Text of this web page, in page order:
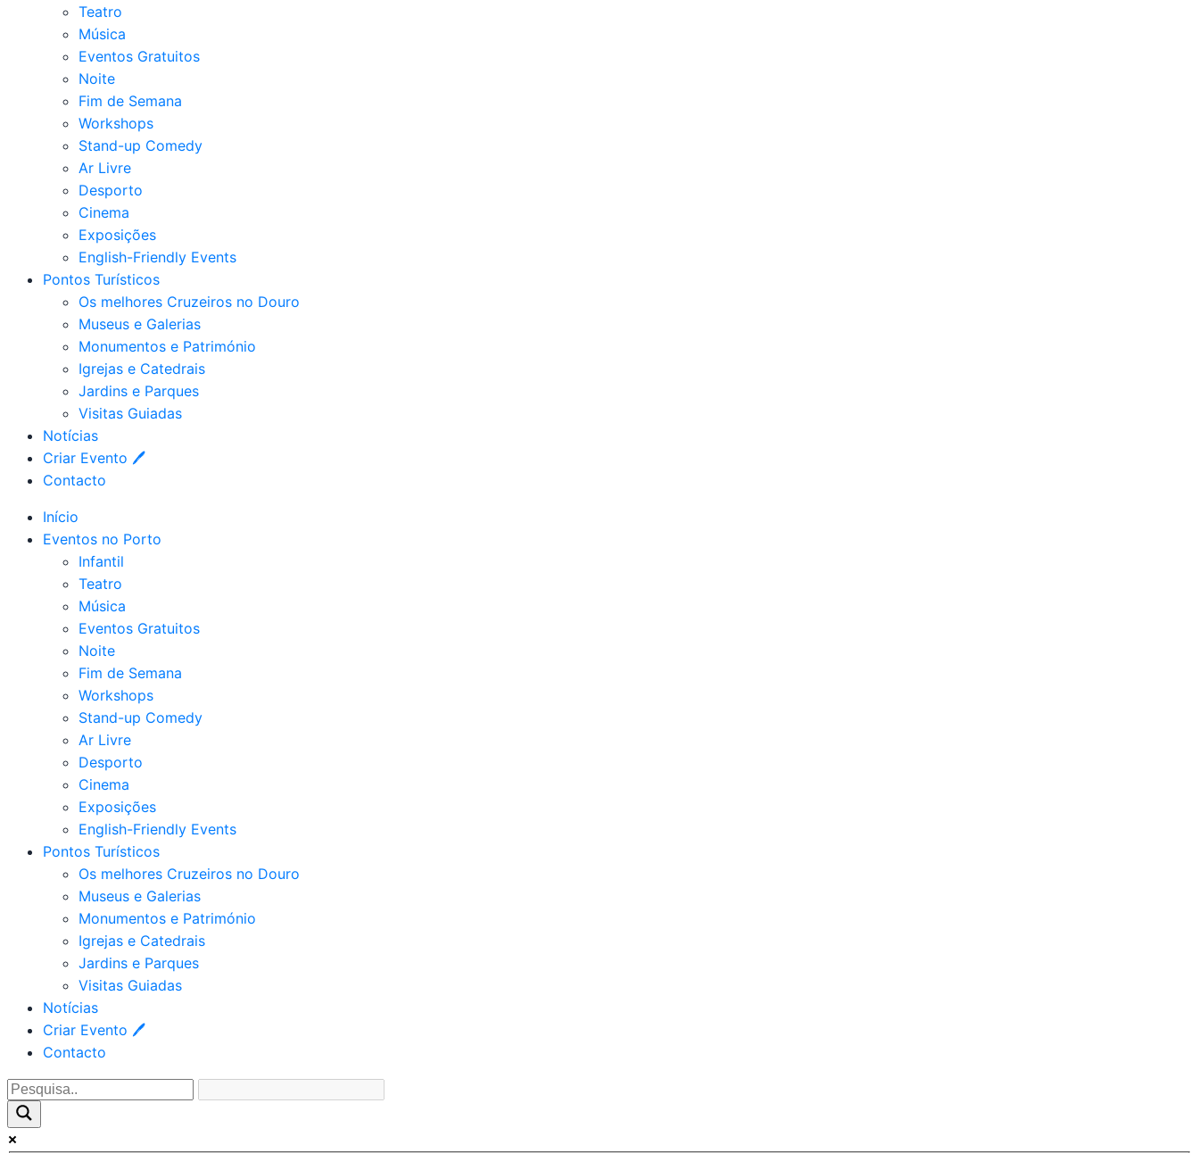
Teatro
Música
Eventos Gratuitos
Noite
Fim de Semana
Workshops
Stand-up Comedy
Ar Livre
Desporto
Cinema
Exposições
English-Friendly Events
Pontos Turísticos
Os melhores Cruzeiros no Douro​
Museus e Galerias
Monumentos e Património
Igrejas e Catedrais
Jardins e Parques
Visitas Guiadas
Notícias
Criar Evento 🖊
Contacto
Início
Eventos no Porto
Infantil
Teatro
Música
Eventos Gratuitos
Noite
Fim de Semana
Workshops
Stand-up Comedy
Ar Livre
Desporto
Cinema
Exposições
English-Friendly Events
Pontos Turísticos
Os melhores Cruzeiros no Douro​
Museus e Galerias
Monumentos e Património
Igrejas e Catedrais
Jardins e Parques
Visitas Guiadas
Notícias
Criar Evento 🖊
Contacto